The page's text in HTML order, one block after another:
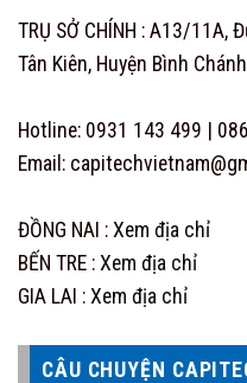
TRỤ SỞ CHÍNH : A13/11A,
Tân Kiên, Huyện Bình
Hotline: 0931 143 499 |
Email:
ĐỒNG NAI : Xem địa chỉ
BẾN TRE : Xem địa chỉ
GIA LAI : Xem địa chỉ
CÂU CHUYỆN